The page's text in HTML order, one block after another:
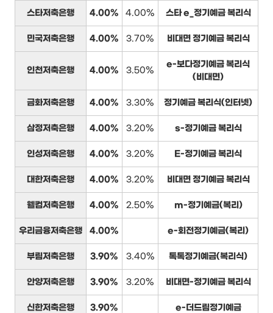
스타저축은행 4.00% 4.00% 스타 e_정기예금 복리식
민국저축은행 4.00% 3.70% 비대면 정기예금 복리식
인천저축은행 4.00% 3.50%
e-보다정기예금 복리식
(비대면)
금화저축은행 4.00% 3.30% 정기예금 복리식(인터넷)
삼정저축은행 4.00% 3.20% s-정기예금 복리식
인성저축은행 4.00% 3.20% E-정기예금 복리식
대한저축은행 4.00% 3.20% 비대면 정기예금 복리식
웰컴저축은행 4.00% 2.50% m-정기예금(복리)
우리금융저축은행 4.00% e-회전정기예금(복리)
부림저축은행 3.90% 3.40% 톡톡정기예금(복리식)
안양저축은행 3.90% 3.20% 비대면-정기예금 복리식
신한저축은행 3.90% e-더드림정기예금